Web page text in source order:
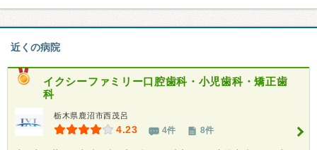
近くの病院
イクシーファミリー口腔歯科・小児歯科・矯正歯
科
栃木県鹿沼市西茂呂
4.23 4件 8件